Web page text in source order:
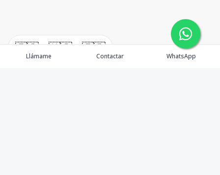
🇪🇸 🇺🇸 🇫🇷
Llámame Contactar WhatsApp